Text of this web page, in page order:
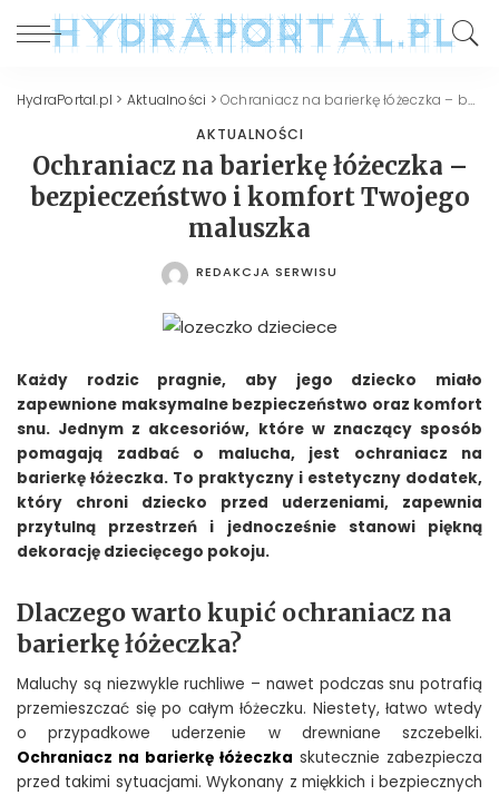
HydraPortal.pl > Aktualności >Ochraniacz na barierkę łóżeczka – bezpieczeństwo i komfort Twojego maluszka
AKTUALNOŚCI
Ochraniacz na barierkę łóżeczka –
bezpieczeństwo i komfort Twojego
maluszka
POSTED
REDAKCJA SERWISU
Każdy rodzic pragnie, aby jego dziecko miało
zapewnione maksymalne bezpieczeństwo oraz komfort
snu. Jednym z akcesoriów, które w znaczący sposób
pomagają zadbać o malucha, jest ochraniacz na
barierkę łóżeczka. To praktyczny i estetyczny dodatek,
który chroni dziecko przed uderzeniami, zapewnia
przytulną przestrzeń i jednocześnie stanowi piękną
dekorację dziecięcego pokoju.
Dlaczego warto kupić ochraniacz na
barierkę łóżeczka?
Maluchy są niezwykle ruchliwe – nawet podczas snu potrafią
przemieszczać się po całym łóżeczku. Niestety, łatwo wtedy
o przypadkowe uderzenie w drewniane szczebelki.
Ochraniacz na barierkę łóżeczka skutecznie zabezpiecza
przed takimi sytuacjami. Wykonany z miękkich i bezpiecznych